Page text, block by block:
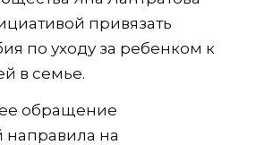
привязать
по уходу за ребенком к
в семье.
обращение
на